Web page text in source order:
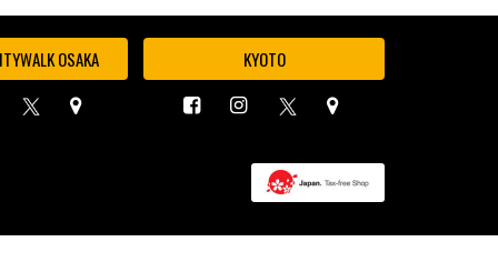
OSAKA KYOTO